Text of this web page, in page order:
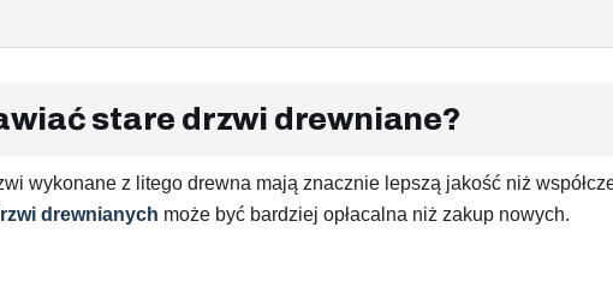
stare drzwi drewniane?
wykonane z litego drewna mają znacznie lepszą jakość niż
drewnianych może być bardziej opłacalna niż zakup nowych.